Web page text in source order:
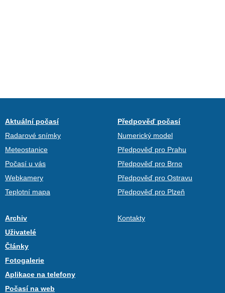
Aktuální počasí
Radarové snímky
Meteostanice
Počasí u vás
Webkamery
Teplotní mapa
Předpověď počasí
Numerický model
Předpověď pro Prahu
Předpověď pro Brno
Předpověď pro Ostravu
Předpověď pro Plzeň
Archiv
Uživatelé
Články
Fotogalerie
Aplikace na telefony
Počasí na web
Kontakty